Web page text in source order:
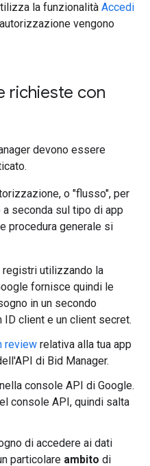
la funzionalità Accedi
vengono
richieste con
devono essere
o "flusso", per
a seconda sul tipo di app
procedura generale si
registri utilizzando la
fornisce quindi le
in un secondo
ID client e un client secret.
review relativa alla tua app
di Bid Manager.
console API di Google.
console API, quindi salta
di accedere ai dati
particolare ambito di